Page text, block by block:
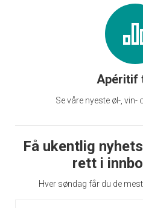
Apéritif
Se våre nyeste øl-, vin-
Få ukentlig
rett i
Hver søndag får du de